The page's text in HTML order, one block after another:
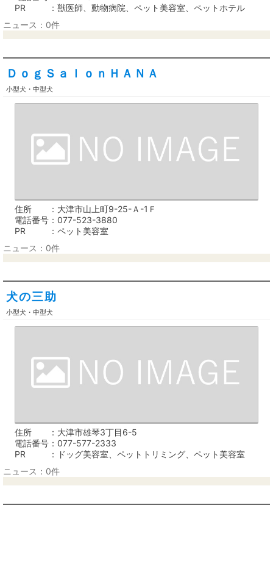
PR
獣医師、動物病院、ペット美容室、ペットホテル
ニュース：0件
ＤｏｇＳａｌｏｎＨＡＮＡ
小型犬・中型犬
住所
大津市山上町9-25-Ａ-1Ｆ
電話番号
077-523-3880
PR
ペット美容室
ニュース：0件
犬の三助
小型犬・中型犬
住所
大津市雄琴3丁目6-5
電話番号
077-577-2333
PR
ドッグ美容室、ペットトリミング、ペット美容室
ニュース：0件